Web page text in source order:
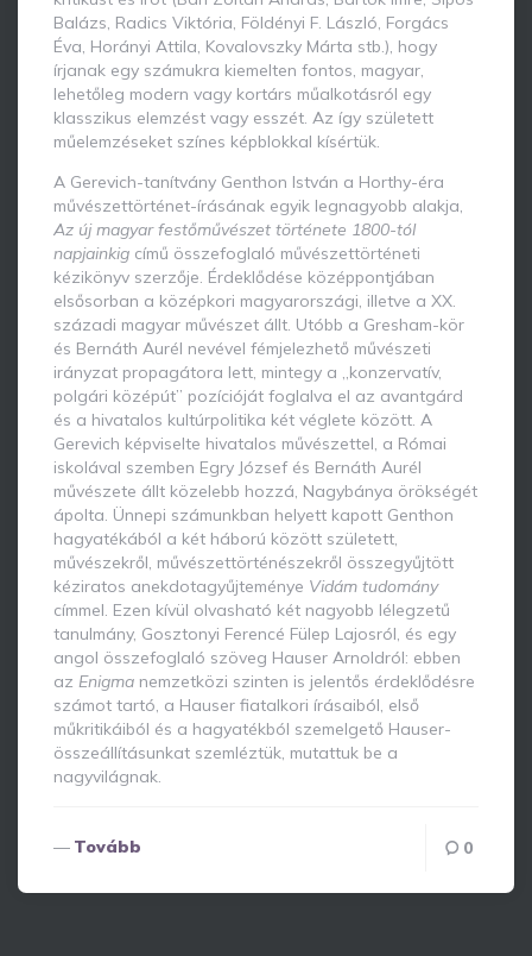
Balázs, Radics Viktória, Földényi F. László, Forgács
Éva, Horányi Attila, Kovalovszky Márta stb.), hogy
írjanak egy számukra kiemelten fontos, magyar,
lehetőleg modern vagy kortárs műalkotásról egy
klasszikus elemzést vagy esszét. Az így született
műelemzéseket színes képblokkal kísértük.
A Gerevich-tanítvány Genthon István a Horthy-éra
művészettörténet-írásának egyik legnagyobb alakja,
Az újmagyar festőművészet története 1800-tól
napjainkig című összefoglaló művészettörténeti
kézikönyv szerzője. Érdeklődése középpontjában
elsősorban a középkori magyarországi, illetve a XX.
századi magyar művészet állt. Utóbb a Gresham-kör
és Bernáth Aurél nevével fémjelezhető művészeti
irányzat propagátora lett, mintegy a „konzervatív,
polgári középút” pozícióját foglalva el az avantgárd
és a hivatalos kultúrpolitika két véglete között. A
Gerevich képviselte hivatalos művészettel, a Római
iskolával szemben Egry József és Bernáth Aurél
művészete állt közelebb hozzá, Nagybánya örökségét
ápolta. Ünnepi számunkban helyett kapott Genthon
hagyatékából a két háború között született,
művészekről, művészettörténészekről összegyűjtött
kéziratos anekdotagyűjteménye Vidám tudomány
címmel. Ezen kívül olvasható két nagyobb lélegzetű
tanulmány, Gosztonyi Ferencé Fülep Lajosról, és egy
angol összefoglaló szöveg Hauser Arnoldról: ebben
az Enigma nemzetközi szinten is jelentős érdeklődésre
számot tartó, a Hauser fiatalkori írásaiból, első
műkritikáiból és a hagyatékból szemelgető Hauser-
összeállításunkat szemléztük, mutattuk be a
nagyvilágnak.
Tovább 0